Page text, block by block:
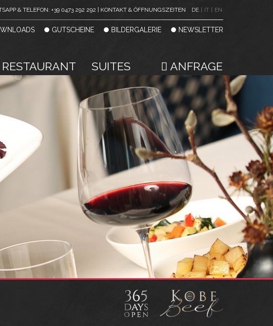
DE IT EN
& TELEFON: +39 0473 292 292 | KONTAKT & ÖFFNUNGSZEITEN
GUTSCHEINE BILDERGALERIE NEWSLETTER
SUITES ANFRAGE